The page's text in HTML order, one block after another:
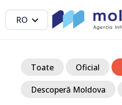
RO
Toate Oficial
Descoperă Moldova